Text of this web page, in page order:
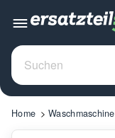
Home Waschmaschine